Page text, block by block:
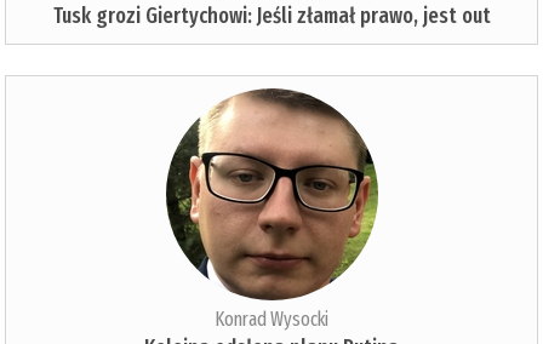
Tusk grozi Giertychowi: Jeśli złamał prawo, jest out
Konrad Wysocki